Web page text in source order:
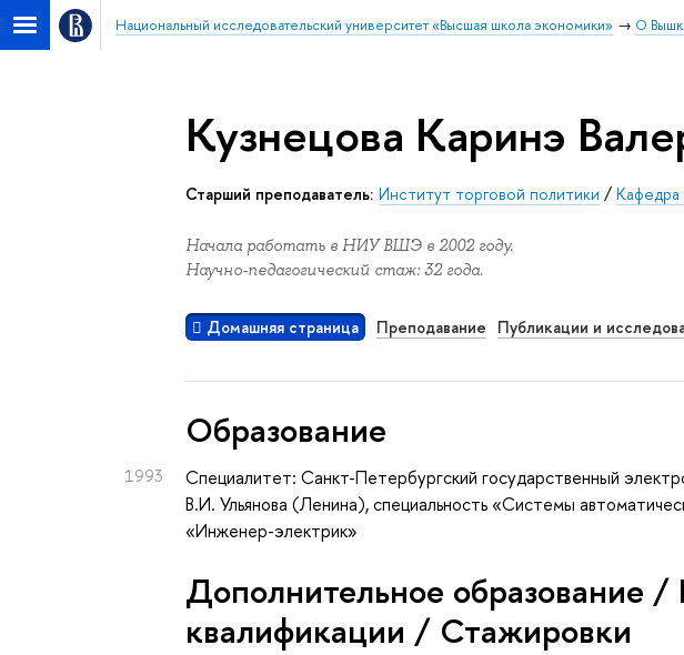
Национальный исследовательский университет «Высшая школа экономики» О
Кузнецова Каринэ
старший преподаватель: Институт торговой политики /Кафедра
Начала работать в НИУ ВШЭ в 2002 году.
Научно-педагогический стаж: 32 года.
Домашняя страница Преподавание Публикации и
Oбразование
1993
Специалитет: Санкт-Петербургский государственный
В.И. Ульянова (Ленина), специальность «Системы
«Инженер-электрик»
Дополнительное образование
квалификации / Стажировки